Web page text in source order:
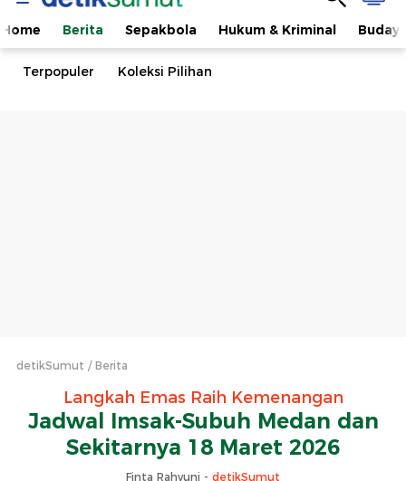
Home Berita Sepakbola Hukum & Kriminal
Terpopuler Koleksi Pilihan
detikSumut Berita
Langkah Emas Raih Kemenangan
Jadwal Imsak-Subuh Medan dan
Sekitarnya 18 Maret 2026
Finta Rahyuni - detikSumut